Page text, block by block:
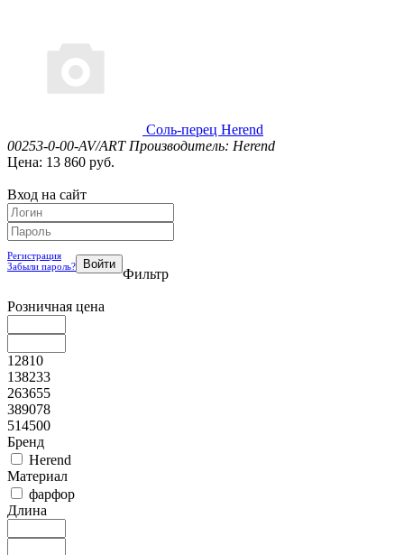
Соль-перец Herend
00253-0-00-AV/ART Производитель: Herend
Цена: 13 860 руб.
Вход на сайт
Регистрация
Забыли пароль?
Фильтр
Розничная цена
12810
138233
263655
389078
514500
Бренд
Herend
Материал
фарфор
Длина